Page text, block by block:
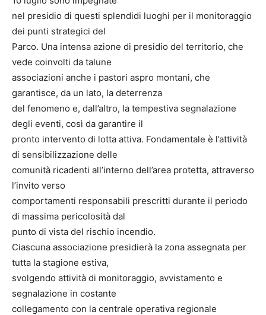
nel presidio di questi splendidi luoghi per il monitoraggio
dei punti strategici del
Parco. Una intensa azione di presidio del territorio, che
vede coinvolti da talune
associazioni anche i pastori aspro montani, che
garantisce, da un lato, la deterrenza
del fenomeno e, dall’altro, la tempestiva segnalazione
degli eventi, così da garantire il
pronto intervento di lotta attiva. Fondamentale è l’attività
di sensibilizzazione delle
comunità ricadenti all’interno dell’area protetta, attraverso
l’invito verso
comportamenti responsabili prescritti durante il periodo
di massima pericolosità dal
punto di vista del rischio incendio.
Ciascuna associazione presidierà la zona assegnata per
tutta la stagione estiva,
svolgendo attività di monitoraggio, avvistamento e
segnalazione in costante
collegamento con la centrale operativa regionale